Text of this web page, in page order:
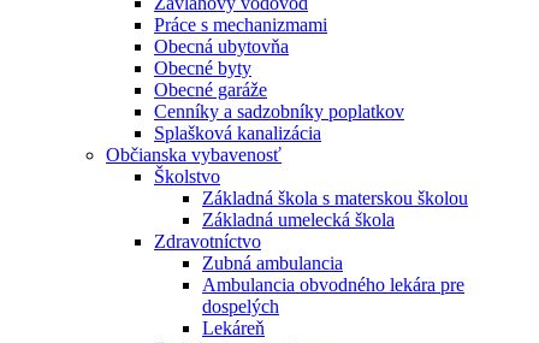
Práce s mechanizmami
Obecná ubytovňa
Obecné byty
Obecné garáže
Cenníky a sadzobníky poplatkov
Splašková kanalizácia
Občianska vybavenosť
Školstvo
Základná škola s materskou školou
Základná umelecká škola
Zdravotníctvo
Zubná ambulancia
Ambulancia obvodného lekára pre
dospelých
Lekáreň